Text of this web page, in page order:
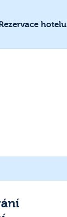
hotelu